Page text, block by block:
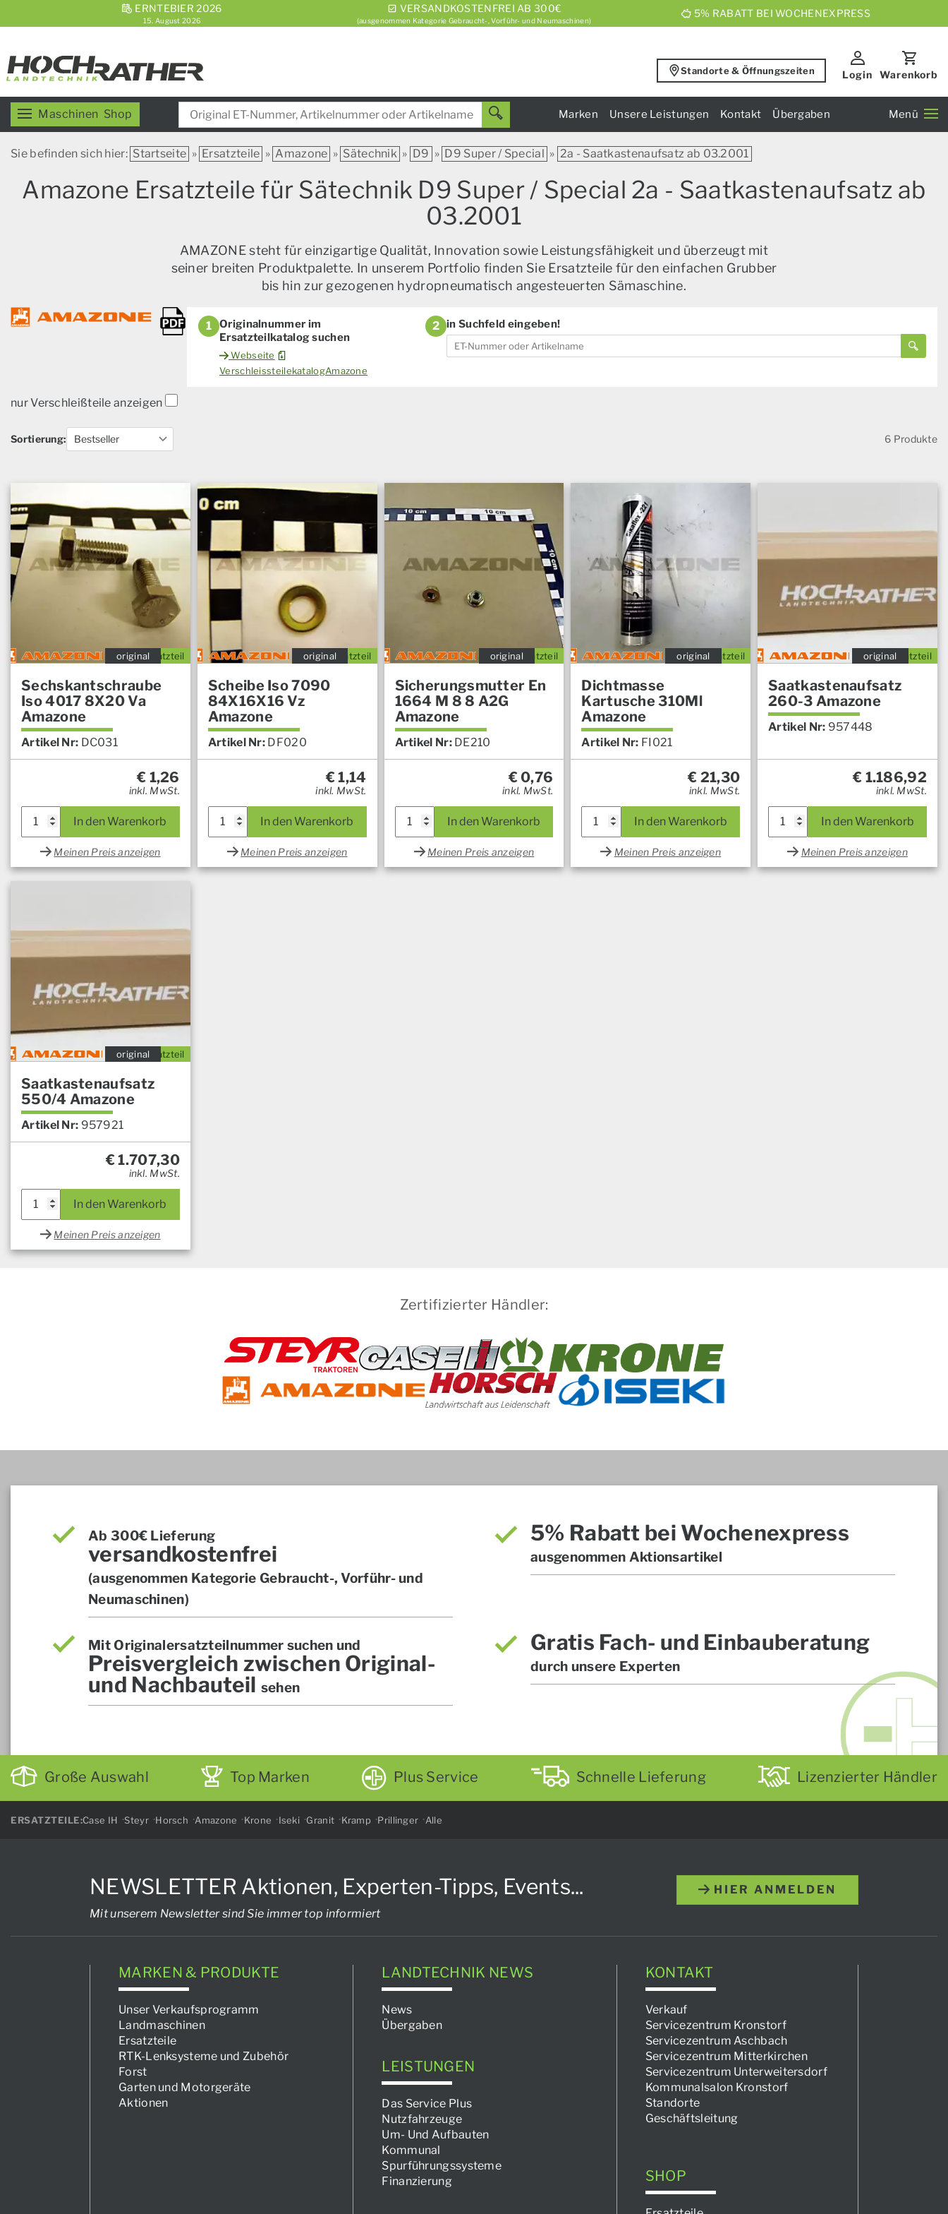
ERNTEBIER 2026
15. August 2026
VERSANDKOSTENFREI AB 300€
(ausgenommen Kategorie Gebraucht-, Vorführ- und Neumaschinen)
5% RABATT BEI WOCHENEXPRESS
Standorte & Öffnungszeiten Login Warenkorb
Maschinen Shop Marken Unsere Leistungen Kontakt Übergaben Menü
Sie befinden sich hier: Startseite » Ersatzteile » Amazone » Sätechnik » D9 » D9 Super / Special » 2a - Saatkastenaufsatz ab 03.2001
Amazone Ersatzteile für Sätechnik D9 Super / Special 2a - Saatkastenaufsatz ab
03.2001
AMAZONE steht für einzigartige Qualität, Innovation sowie Leistungsfähigkeit und überzeugt mit
seiner breiten Produktpalette. In unserem Portfolio finden Sie Ersatzteile für den einfachen Grubber
bis hin zur gezogenen hydropneumatisch angesteuerten Sämaschine.
1
Originalnummer im
Ersatzteilkatalog suchen
Webseite
VerschleissteilekatalogAmazone
2 in Suchfeld eingeben!
nur Verschleißteile anzeigen
Sortierung: 6 Produkte
Ersatzteil
original
Sechskantschraube
Iso 4017 8X20 Va
Amazone
Artikel Nr: DC031
€ 1,26
inkl. MwSt.
In den Warenkorb
Meinen Preis anzeigen
Ersatzteil
original
Scheibe Iso 7090
84X16X16 Vz
Amazone
Artikel Nr: DF020
€1,14
inkl. MwSt.
In den Warenkorb
Meinen Preis anzeigen
Ersatzteil
original
Sicherungsmutter En
1664 M 8 8 A2G
Amazone
Artikel Nr: DE210
€0,76
inkl. MwSt.
In den Warenkorb
Meinen Preis anzeigen
Ersatzteil
original
Dichtmasse
Kartusche 310Ml
Amazone
Artikel Nr: FI021
€ 21,30
inkl. MwSt.
In den Warenkorb
Meinen Preis anzeigen
Ersatzteil
original
Saatkastenaufsatz
260-3 Amazone
Artikel Nr: 957448
€ 1.186,92
inkl. MwSt.
In den Warenkorb
Meinen Preis anzeigen
Ersatzteil
original
Saatkastenaufsatz
550/4 Amazone
Artikel Nr: 957921
€1.707,30
inkl. MwSt.
In den Warenkorb
Meinen Preis anzeigen
Zertifizierter Händler:
Ab 300€ Lieferung
versandkostenfrei
(ausgenommen Kategorie Gebraucht-, Vorführ- und
Neumaschinen)
5% Rabatt bei Wochenexpress
ausgenommen Aktionsartikel
Mit Originalersatzteilnummer suchen und
Preisvergleich zwischen Original-
und Nachbauteil sehen
Gratis Fach- und Einbauberatung
durch unsere Experten
Große Auswahl Top Marken Plus Service Schnelle Lieferung Lizenzierter Händler
ERSATZTEILE:Case IH Steyr Horsch Amazone Krone Iseki Granit Kramp Prillinger Alle
NEWSLETTER Aktionen, Experten-Tipps, Events...
Mit unserem Newsletter sind Sie immer top informiert
HIER ANMELDEN
MARKEN & PRODUKTE
Unser Verkaufsprogramm
Landmaschinen
Ersatzteile
RTK-Lenksysteme und Zubehör
Forst
Garten und Motorgeräte
Aktionen
LANDTECHNIK NEWS
News
Übergaben
LEISTUNGEN
Das Service Plus
Nutzfahrzeuge
Um- Und Aufbauten
Kommunal
Spurführungssysteme
Finanzierung
KONTAKT
Verkauf
Servicezentrum Kronstorf
Servicezentrum Aschbach
Servicezentrum Mitterkirchen
Servicezentrum Unterweitersdorf
Kommunalsalon Kronstorf
Standorte
Geschäftsleitung
SHOP